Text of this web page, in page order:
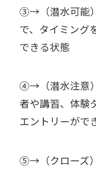
③→（潜水可能
で、タイミング
できる状態
④→（潜水注意
者や講習、体験
エントリーがで
⑤→（クローズ